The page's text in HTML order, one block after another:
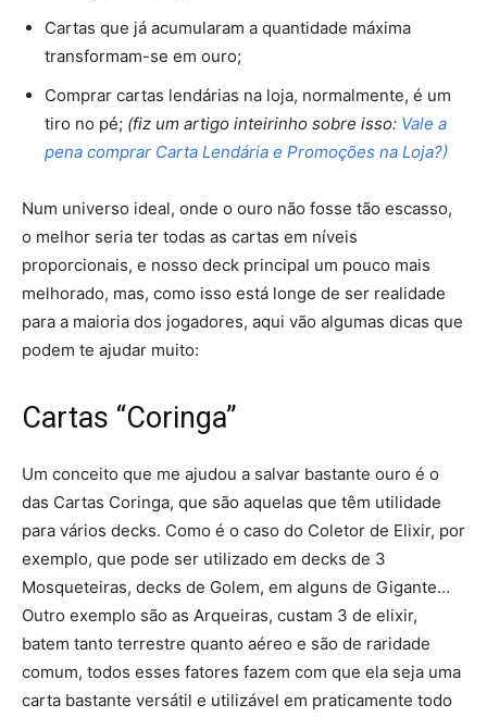
Cartas que já acumularam a quantidade máxima
transformam-se em ouro;
Comprar cartas lendárias na loja, normalmente, é um
tiro no pé; (fiz um artigo inteirinho sobre isso: Vale a
pena comprar Carta Lendária e Promoções na Loja?)
Num universo ideal, onde o ouro não fosse tão escasso,
o melhor seria ter todas as cartas em níveis
proporcionais, e nosso deck principal um pouco mais
melhorado, mas, como isso está longe de ser realidade
para a maioria dos jogadores, aqui vão algumas dicas que
podem te ajudar muito:
Cartas “Coringa”
Um conceito que me ajudou a salvar bastante ouro é o
das Cartas Coringa, que são aquelas que têm utilidade
para vários decks. Como é o caso do Coletor de Elixir, por
exemplo, que pode ser utilizado em decks de 3
Mosqueteiras, decks de Golem, em alguns de Gigante…
Outro exemplo são as Arqueiras, custam 3 de elixir,
batem tanto terrestre quanto aéreo e são de raridade
comum, todos esses fatores fazem com que ela seja uma
carta bastante versátil e utilizável em praticamente todo